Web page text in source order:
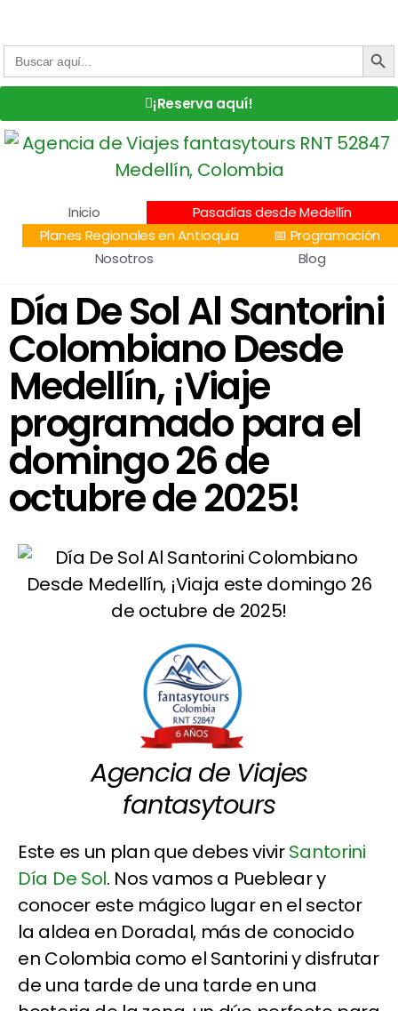
Buscar: BOTÓN
¡Reserva aquí!
Inicio
Pasadías desde Medellín
Planes Regionales en Antioquia
📅 Programación
Nosotros
Blog
Día De Sol Al Santorini
Colombiano Desde
Medellín, ¡Viaje
programado para el
domingo 26 de
octubre de 2025!
Agencia de Viajes
fantasytours
Este es un plan que debes vivirSantorini
Día De Sol. Nos vamos a Pueblear y
conocer este mágico lugar en el sector
la aldea en Doradal, más de conocido
en Colombia como el Santorini y disfrutar
de una tarde de una tarde en una